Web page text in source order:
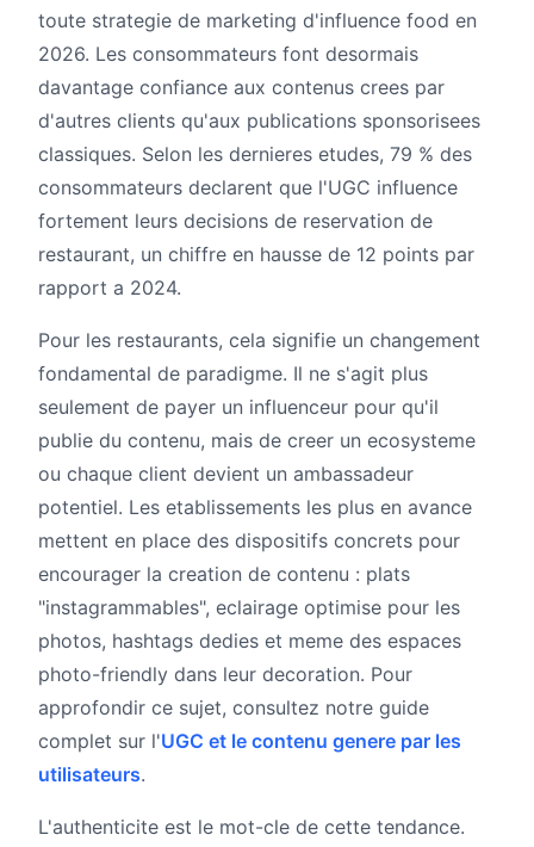
toute strategie de marketing d'influence food en
2026. Les consommateurs font desormais
davantage confiance aux contenus crees par
d'autres clients qu'aux publications sponsorisees
classiques. Selon les dernieres etudes, 79 % des
consommateurs declarent que l'UGC influence
fortement leurs decisions de reservation de
restaurant, un chiffre en hausse de 12 points par
rapport a 2024.
Pour les restaurants, cela signifie un changement
fondamental de paradigme. Il ne s'agit plus
seulement de payer un influenceur pour qu'il
publie du contenu, mais de creer un ecosysteme
ou chaque client devient un ambassadeur
potentiel. Les etablissements les plus en avance
mettent en place des dispositifs concrets pour
encourager la creation de contenu : plats
"instagrammables", eclairage optimise pour les
photos, hashtags dedies et meme des espaces
photo-friendly dans leur decoration. Pour
approfondir ce sujet, consultez notre guide
complet sur l'UGC et le contenu genere par les
utilisateurs.
L'authenticite est le mot-cle de cette tendance.